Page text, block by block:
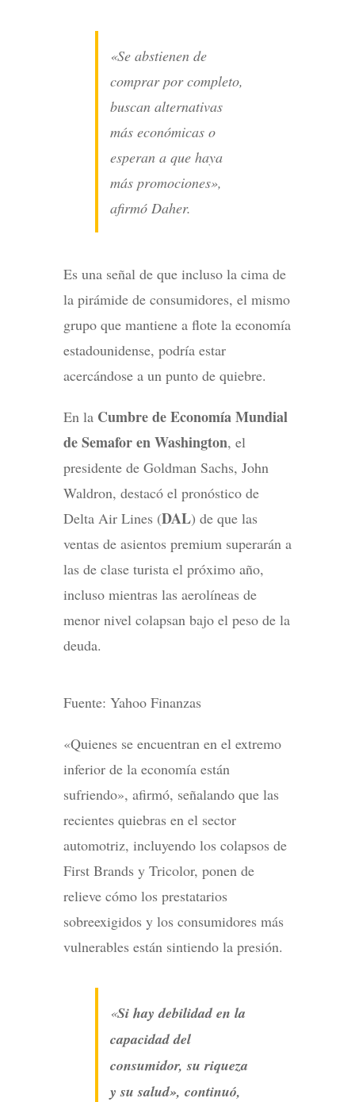
«Se abstienen de
comprar por completo,
buscan alternativas
más económicas o
esperan a que haya
más promociones»,
afirmó Daher.
Es una señal de que incluso la cima de
la pirámide de consumidores, el mismo
grupo que mantiene a flote la economía
estadounidense, podría estar
acercándose a un punto de quiebre.
En la Cumbre de Economía Mundial
de Semafor en Washington, el
presidente de Goldman Sachs, John
Waldron, destacó el pronóstico de
Delta Air Lines (DAL) de que las
ventas de asientos premium superarán a
las de clase turista el próximo año,
incluso mientras las aerolíneas de
menor nivel colapsan bajo el peso de la
deuda.
Fuente: Yahoo Finanzas
«Quienes se encuentran en el extremo
inferior de la economía están
sufriendo», afirmó, señalando que las
recientes quiebras en el sector
automotriz, incluyendo los colapsos de
First Brands y Tricolor, ponen de
relieve cómo los prestatarios
sobreexigidos y los consumidores más
vulnerables están sintiendo la presión.
«Si hay debilidad en la
capacidad del
consumidor, su riqueza
y su salud», continuó,